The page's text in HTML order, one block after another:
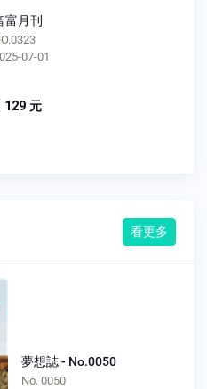
富月刊
05-01
129 元
看更多
夢想誌 - No.0050
No. 0050